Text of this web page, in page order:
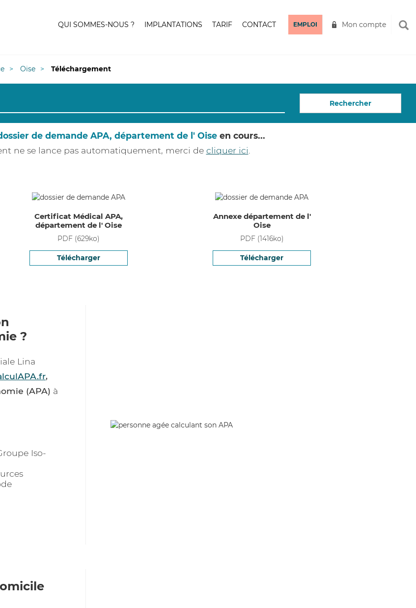
QUI SOMMES-NOUS ? IMPLANTATIONS TARIF CONTACT EMPLOI Mon compte
Oise Téléchargement
Rechercher
de demande APA, département de l' Oise en cours...
ne se lance pas automatiquement, merci de cliquer ici
Certificat Médical APA,
département de l' Oise
PDF(629ko)
Télécharger
Annexe département de l'
Oise
PDF(1416ko)
Télécharger
?
Lina
,
(APA) à
Iso-